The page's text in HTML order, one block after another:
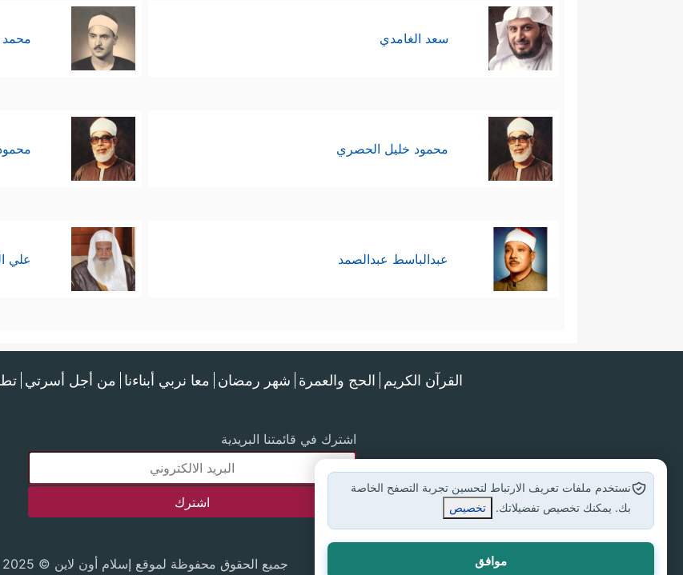
سعد الغامدي
محمود خليل الحصري
عبدالباسط عبدالصمد علي
القرآن الكريم الحج والعمرة شهر رمضان معا نربي أبناءنا من أجل أسرتي
اشترك في قائمتنا البريدية
جميع الحقوق محفوظة لموقع إسلام أون لاين © 2025
نستخدم ملفات تعريف الارتباط لتحسين تجربة التصفح الخاصة
بك. يمكنك تخصيص تفضيلاتك.
تخصيص
موافق